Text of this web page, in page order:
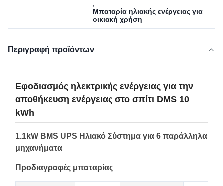
Μπαταρία ηλιακής ενέργειας για
οικιακή χρήση
Περιγραφή προϊόντων
Εφοδιασμός ηλεκτρικής ενέργειας για την
αποθήκευση ενέργειας στο σπίτι DMS 10
kWh
1.1kW BMS UPS Ηλιακό Σύστημα για 6 παράλληλα
μηχανήματα
Προδιαγραφές μπαταρίας